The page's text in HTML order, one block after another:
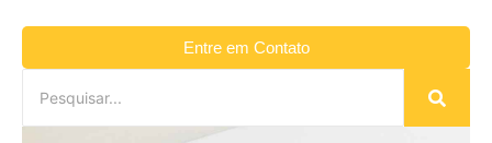
Entre em Contato